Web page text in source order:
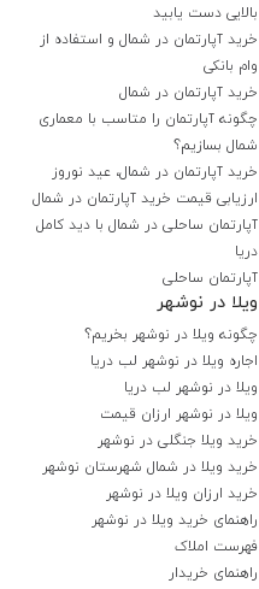
بالایی دست یابید
خرید آپارتمان در شمال و استفاده از
وام بانکی
خرید آپارتمان در شمال
چگونه آپارتمان را متاسب با معماری
شمال بسازیم؟
خرید آپارتمان در شمال، عید نوروز
ارزیابی قیمت خرید آپارتمان در شمال
آپارتمان ساحلی در شمال با دید کامل
دریا
آپارتمان ساحلی
ویلا در نوشهر
چگونه ویلا در نوشهر بخریم؟
اجاره ویلا در نوشهر لب دریا
ویلا در نوشهر لب دریا
ویلا در نوشهر ارزان قیمت
خرید ویلا جنگلی در نوشهر
خرید ویلا در شمال شهرستان نوشهر
خرید ارزان ویلا در نوشهر
راهنمای خرید ویلا در نوشهر
فهرست املاک
راهنمای خریدار